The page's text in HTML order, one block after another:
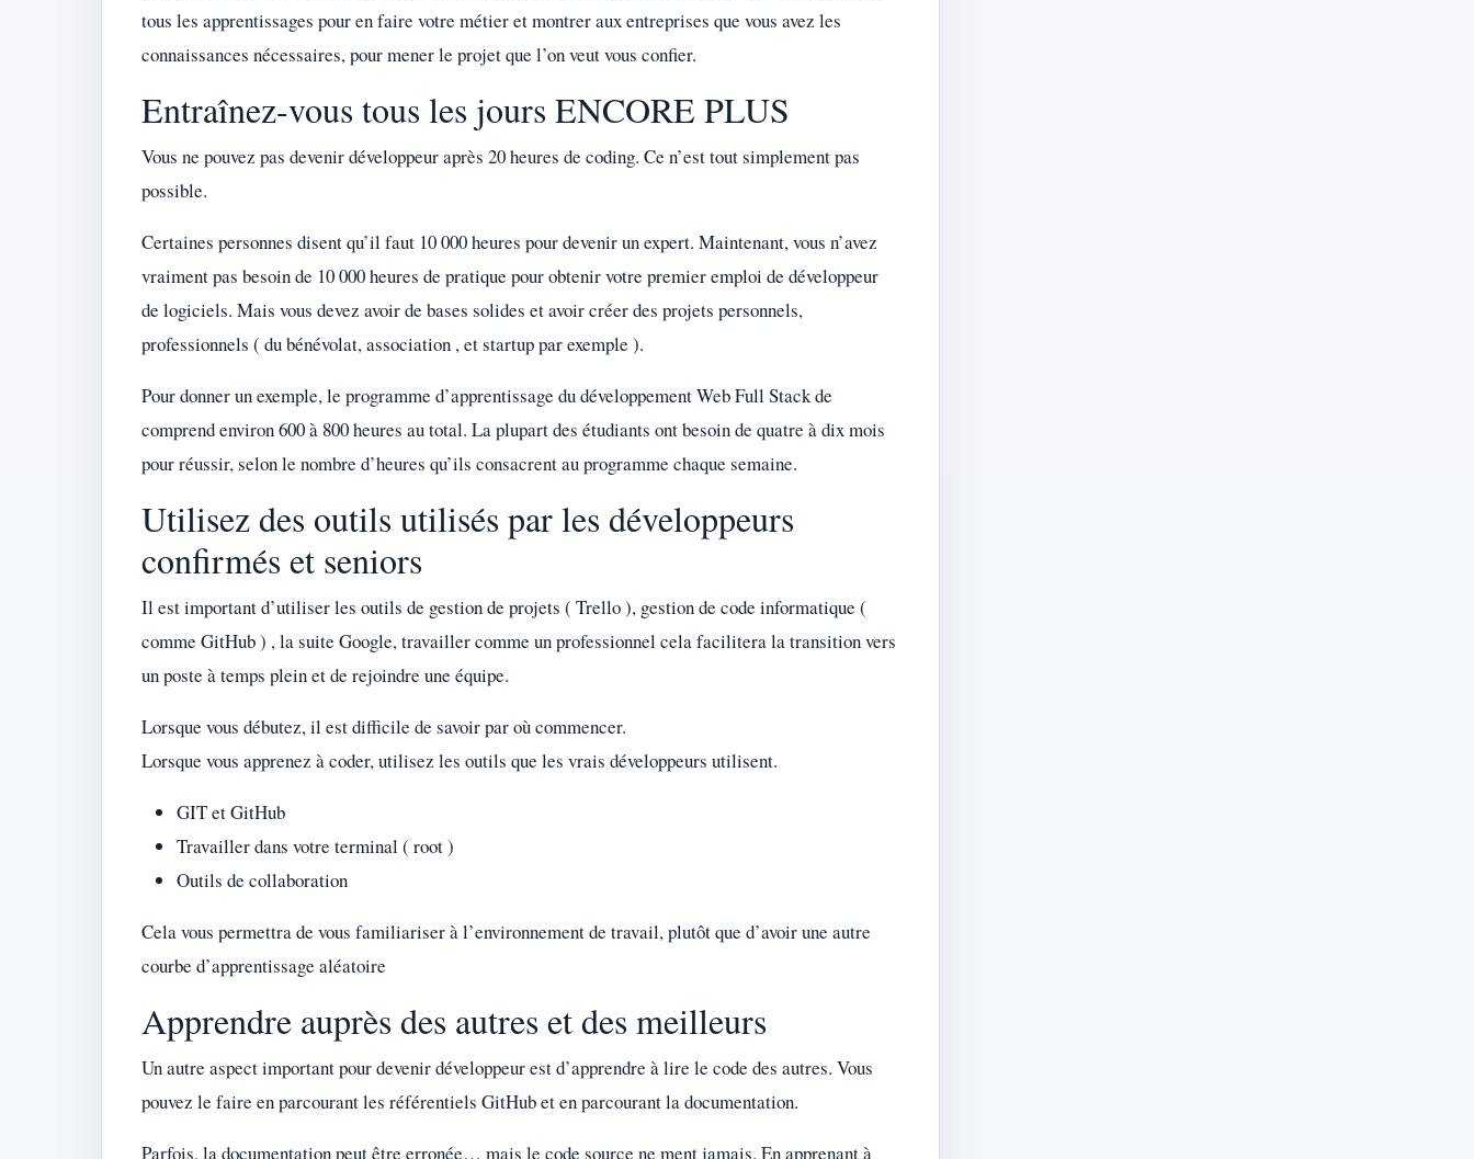
tous les apprentissages pour en faire votre métier et montrer aux entreprises que vous avez les
connaissances nécessaires, pour mener le projet que l’on veut vous confier.
Entraînez-vous tous les jours ENCORE PLUS
Vous ne pouvez pas devenir développeur après 20 heures de coding. Ce n’est tout simplement pas
possible.
Certaines personnes disent qu’il faut 10 000 heures pour devenir un expert. Maintenant, vous n’avez
vraiment pas besoin de 10 000 heures de pratique pour obtenir votre premier emploi de développeur
de logiciels. Mais vous devez avoir de bases solides et avoir créer des projets personnels,
professionnels ( du bénévolat, association , et startup par exemple ).
Pour donner un exemple, le programme d’apprentissage du développement Web Full Stack de
comprend environ 600 à 800 heures au total. La plupart des étudiants ont besoin de quatre à dix mois
pour réussir, selon le nombre d’heures qu’ils consacrent au programme chaque semaine.
Utilisez des outils utilisés par les développeurs
confirmés et seniors
Il est important d’utiliser les outils de gestion de projets ( Trello ), gestion de code informatique (
comme GitHub ) , la suite Google, travailler comme un professionnel cela facilitera la transition vers
un poste à temps plein et de rejoindre une équipe.
Lorsque vous débutez, il est difficile de savoir par où commencer.
Lorsque vous apprenez à coder, utilisez les outils que les vrais développeurs utilisent.
GIT et GitHub
Travailler dans votre terminal ( root )
Outils de collaboration
Cela vous permettra de vous familiariser à l’environnement de travail, plutôt que d’avoir une autre
courbe d’apprentissage aléatoire
Apprendre auprès des autres et des meilleurs
Un autre aspect important pour devenir développeur est d’apprendre à lire le code des autres. Vous
pouvez le faire en parcourant les référentiels GitHub et en parcourant la documentation.
Parfois, la documentation peut être erronée… mais le code source ne ment jamais. En apprenant à